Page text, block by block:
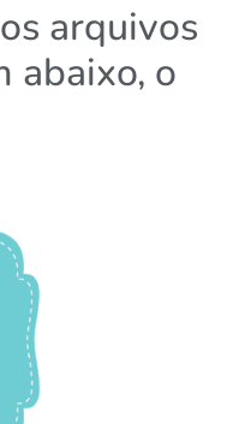
arquivos
abaixo, o